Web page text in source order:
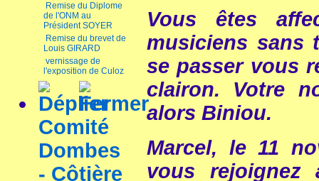
Remise du Diplome
de l'ONM au
Président SOYER
Remise du brevet de
Louis GIRARD
vernissage de
l'exposition de Culoz
Comité
Dombes
- Côtière
Vous êtes
musiciens sans
se passer vous
clairon. Votre
alors Biniou.
Marcel, le 11
vous